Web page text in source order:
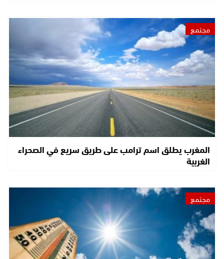
مجتمع
المغرب يطلق اسم ترامب على طريق سريع في الصحراء
الغربية
مجتمع